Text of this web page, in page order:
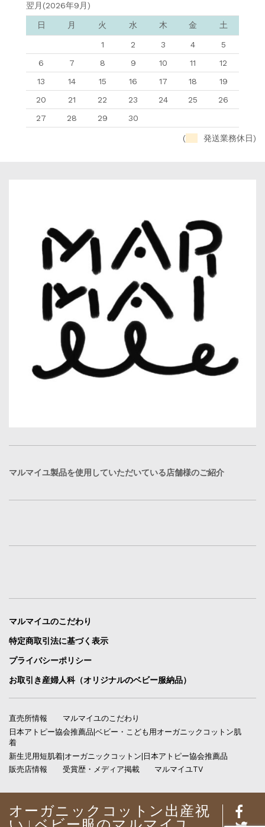
翌月(2026年9月)
日 月 火 水 木 金 土
1 2 3 4
5
6
7 8 9 10 11
12
13
14 15 16 17 18
19
20
21 22 23 24 25
26
27
28 29 30
( 発送業務休日)
マルマイユ製品を使用していただいている店舗様のご紹介
マルマイユのこだわり
特定商取引法に基づく表示
プライバシーポリシー
お取引き産婦人科（オリジナルのベビー服納品）
直売所情報
マルマイユのこだわり
日本アトピー協会推薦品|ベビー・こども用オーガニックコットン肌
着
新生児用短肌着|オーガニックコットン|日本アトピー協会推薦品
販売店情報
受賞歴・メディア掲載 マルマイユTV
オーガニックコットン出産祝